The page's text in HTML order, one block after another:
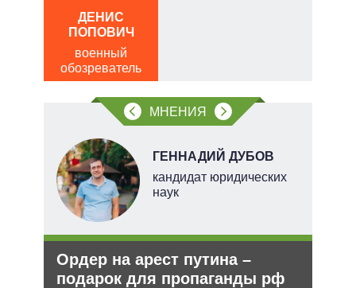
ДЕНИС
ПОПОВИЧ
военный
обозреватель
МНЕНИЯ
ГЕННАДИЙ ДУБОВ
кандидат юридических
наук
Ордер на арест путина –
подарок для пропаганды рф